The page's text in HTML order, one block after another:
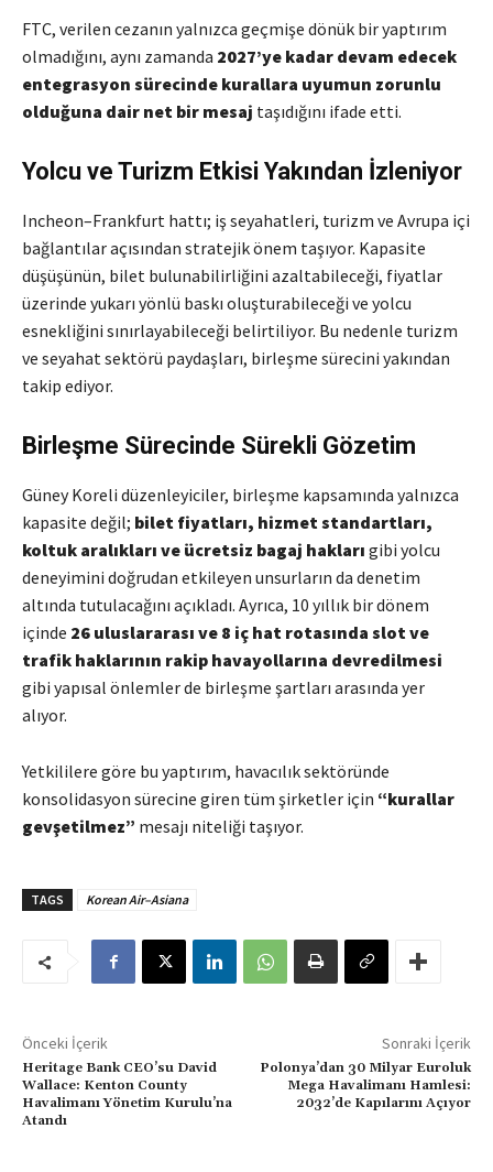
FTC, verilen cezanın yalnızca geçmişe dönük bir yaptırım
olmadığını, aynı zamanda 2027’ye kadar devam edecek
entegrasyon sürecinde kurallara uyumun zorunlu
olduğuna dair net bir mesaj taşıdığını ifade etti.
Yolcu ve Turizm Etkisi Yakından İzleniyor
Incheon–Frankfurt hattı; iş seyahatleri, turizm ve Avrupa içi
bağlantılar açısından stratejik önem taşıyor. Kapasite
düşüşünün, bilet bulunabilirliğini azaltabileceği, fiyatlar
üzerinde yukarı yönlü baskı oluşturabileceği ve yolcu
esnekliğini sınırlayabileceği belirtiliyor. Bu nedenle turizm
ve seyahat sektörü paydaşları, birleşme sürecini yakından
takip ediyor.
Birleşme Sürecinde Sürekli Gözetim
Güney Koreli düzenleyiciler, birleşme kapsamında yalnızca
kapasite değil; bilet fiyatları, hizmet standartları,
koltuk aralıkları ve ücretsiz bagaj hakları gibi yolcu
deneyimini doğrudan etkileyen unsurların da denetim
altında tutulacağını açıkladı. Ayrıca, 10 yıllık bir dönem
içinde 26 uluslararası ve 8 iç hat rotasında slot ve
trafik haklarının rakip havayollarına devredilmesi
gibi yapısal önlemler de birleşme şartları arasında yer
alıyor.
Yetkililere göre bu yaptırım, havacılık sektöründe
konsolidasyon sürecine giren tüm şirketler için “kurallar
gevşetilmez” mesajı niteliği taşıyor.
TAGS Korean Air–Asiana
Önceki İçerik
Heritage Bank CEO’su David
Wallace: Kenton County
Havalimanı Yönetim Kurulu’na
Atandı
Sonraki İçerik
Polonya’dan 30 Milyar Euroluk
Mega Havalimanı Hamlesi:
2032’de Kapılarını Açıyor